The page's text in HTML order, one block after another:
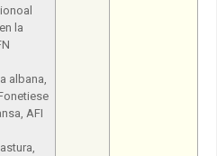
la
albana,
AFI